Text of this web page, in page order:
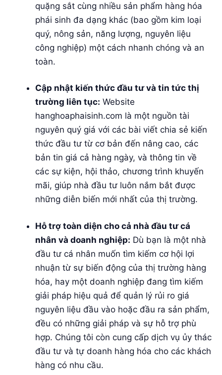
quặng sắt cùng nhiều sản phẩm hàng hóa
phái sinh đa dạng khác (bao gồm kim loại
quý, nông sản, năng lượng, nguyên liệu
công nghiệp) một cách nhanh chóng và an
toàn.
Cập nhật kiến thức đầu tư và tin tức thị
trường liên tục: Website
hanghoaphaisinh.com là một nguồn tài
nguyên quý giá với các bài viết chia sẻ kiến
thức đầu tư từ cơ bản đến nâng cao, các
bản tin giá cả hàng ngày, và thông tin về
các sự kiện, hội thảo, chương trình khuyến
mãi, giúp nhà đầu tư luôn nắm bắt được
những diễn biến mới nhất của thị trường.
Hỗ trợ toàn diện cho cả nhà đầu tư cá
nhân và doanh nghiệp: Dù bạn là một nhà
đầu tư cá nhân muốn tìm kiếm cơ hội lợi
nhuận từ sự biến động của thị trường hàng
hóa, hay một doanh nghiệp đang tìm kiếm
giải pháp hiệu quả để quản lý rủi ro giá
nguyên liệu đầu vào hoặc đầu ra sản phẩm,
đều có những giải pháp và sự hỗ trợ phù
hợp. Chúng tôi còn cung cấp dịch vụ ủy thác
đầu tư và tự doanh hàng hóa cho các khách
hàng có nhu cầu.